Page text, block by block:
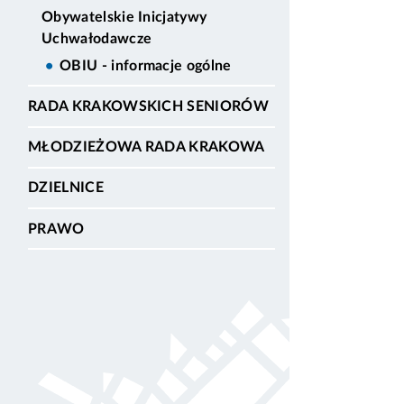
Obywatelskie Inicjatywy
Uchwałodawcze
OBIU - informacje ogólne
RADA KRAKOWSKICH SENIORÓW
MŁODZIEŻOWA RADA KRAKOWA
DZIELNICE
PRAWO